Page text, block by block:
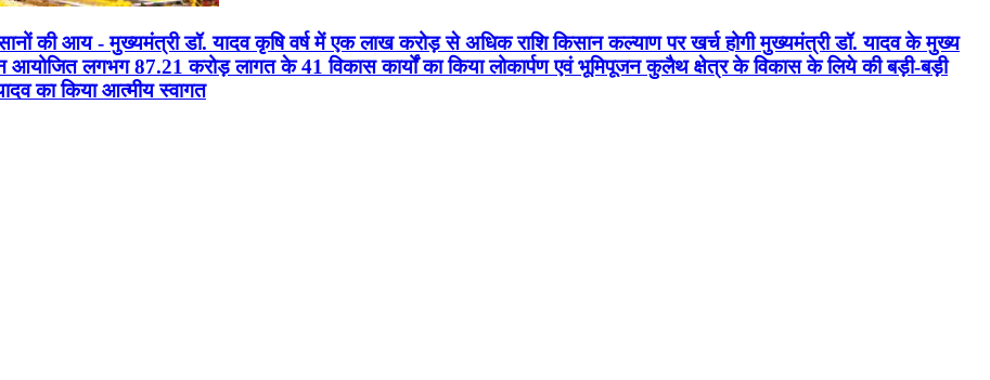
की आय - मुख्यमंत्री डॉ. यादव कृषि वर्ष में एक लाख करोड़ से अधिक राशि किसान कल्याण पर खर्च होगी मुख्यमंत्री डॉ. यादव के मुख्य
लगभग 87.21 करोड़ लागत के 41 विकास कार्यों का किया लोकार्पण एवं भूमिपूजन कुलैथ क्षेत्र के विकास के लिये की बड़ी-बड़ी
का किया आत्मीय स्वागत